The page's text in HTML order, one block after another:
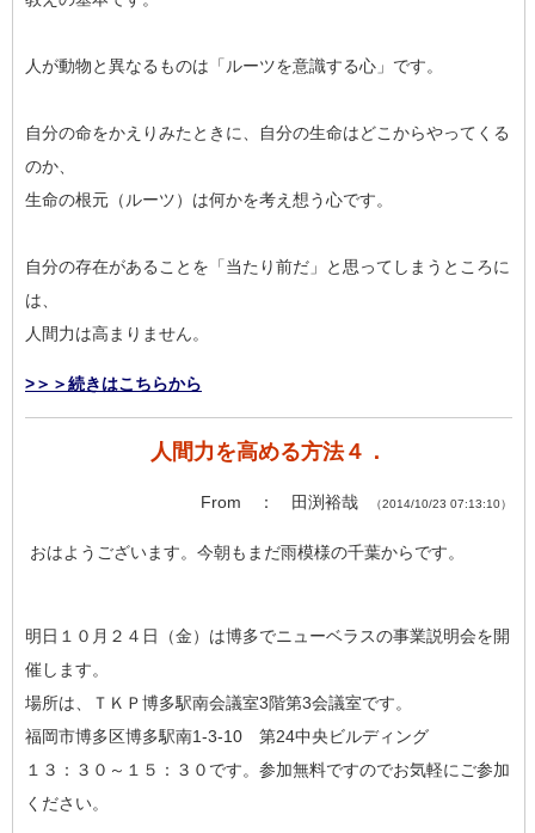
人が動物と異なるものは「ルーツを意識する心」です。
自分の命をかえりみたときに、自分の生命はどこからやってくる
のか、
生命の根元（ルーツ）は何かを考え想う心です。
自分の存在があることを「当たり前だ」と思ってしまうところに
は、
人間力は高まりません。
>＞＞続きはこちらから
人間力を高める方法４．
From ： 田渕裕哉 （2014/10/23 07:13:10）
おはようございます。今朝もまだ雨模様の千葉からです。
明日１０月２４日（金）は博多でニューベラスの事業説明会を開
催します。
場所は、ＴＫＰ博多駅南会議室3階第3会議室です。
福岡市博多区博多駅南1-3-10 第24中央ビルディング
１３：３０～１５：３０です。参加無料ですのでお気軽にご参加
ください。